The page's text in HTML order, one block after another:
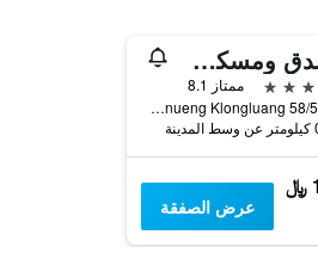
فندق ومسكن إقامة ذي آيدل
ممتاز 8.1
58/581 M.13 Klongnueng Klongluang, باثوم ثاني, تايلاند
عرض الصفقة